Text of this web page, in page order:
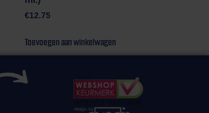
€12.75
Toevoegen aan winkelwagen